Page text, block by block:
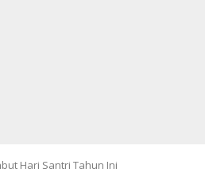
Hari Santri Tahun Ini